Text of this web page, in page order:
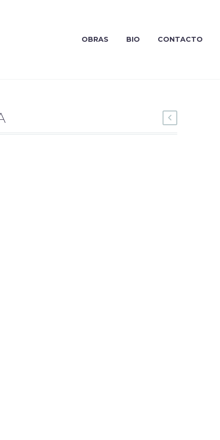
OBRAS BIO CONTACTO